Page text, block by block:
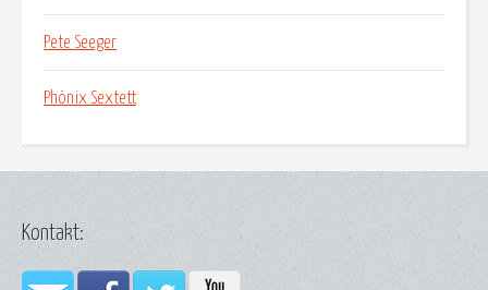
Pete Seeger
Phönix Sextett
Kontakt: